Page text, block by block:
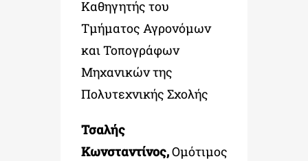
Καθηγητής του
Τμήματος Αγρονόμων
και Τοπογράφων
Μηχανικών της
Πολυτεχνικής Σχολής
Τσαλής
Κωνσταντίνος,Ομότιμος